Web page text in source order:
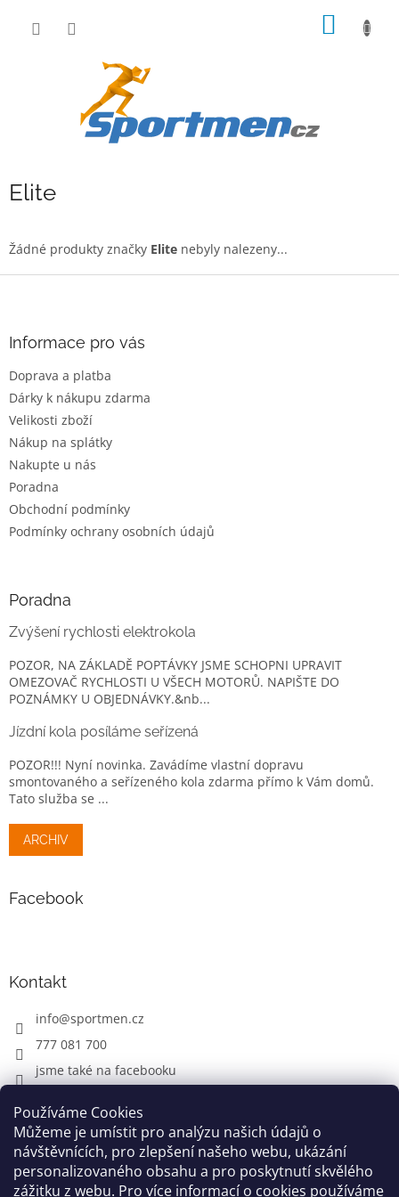
Používáme Cookies
Můžeme je umístit pro analýzu našich údajů o
návštěvnících, pro zlepšení našeho webu, ukázání
personalizovaného obsahu a pro poskytnutí skvělého
zážitku z webu. Pro více informací o cookies používáme
Elite
Žádné produkty značky Elite nebyly nalezeny...
Informace pro vás
Doprava a platba
Dárky k nákupu zdarma
Velikosti zboží
Nákup na splátky
Nakupte u nás
Poradna
Obchodní podmínky
Podmínky ochrany osobních údajů
Poradna
Zvýšení rychlosti elektrokola
POZOR, NA ZÁKLADĚ POPTÁVKY JSME SCHOPNI UPRAVIT
OMEZOVAČ RYCHLOSTI U VŠECH MOTORŮ. NAPIŠTE DO
POZNÁMKY U OBJEDNÁVKY.&nb...
Jízdní kola posíláme seřízená
POZOR!!! Nyní novinka. Zavádíme vlastní dopravu
smontovaného a seřízeného kola zdarma přímo k Vám domů.
Tato služba se ...
ARCHIV
Facebook
Kontakt
info@sportmen.cz
777 081 700
jsme také na facebooku
CYKLO OBLEČENÍ